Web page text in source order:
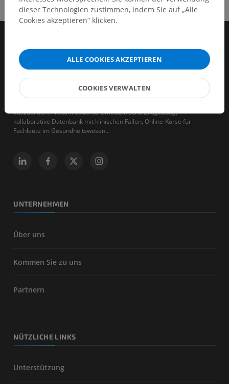
IMAIOS ist ein Unternehmen, das sich zum Ziel gesetzt hat, human-
auszubilden. Anatomieatlanten, medizinische Bildgebung,
kollaborative Datenbank mit klinischen Fällen, Online-Kurse für
Fachleute im Gesundheitswesen...
UNTERNEHMEN
Über uns
Kommen Sie zu uns
Partnern
NÜTZLICHE LINKS
Unterstützung
dieser Technologien zustimmen, indem Sie auf „Alle
Cookies akzeptieren“ klicken.
ALLE COOKIES AKZEPTIEREN
COOKIES VERWALTEN